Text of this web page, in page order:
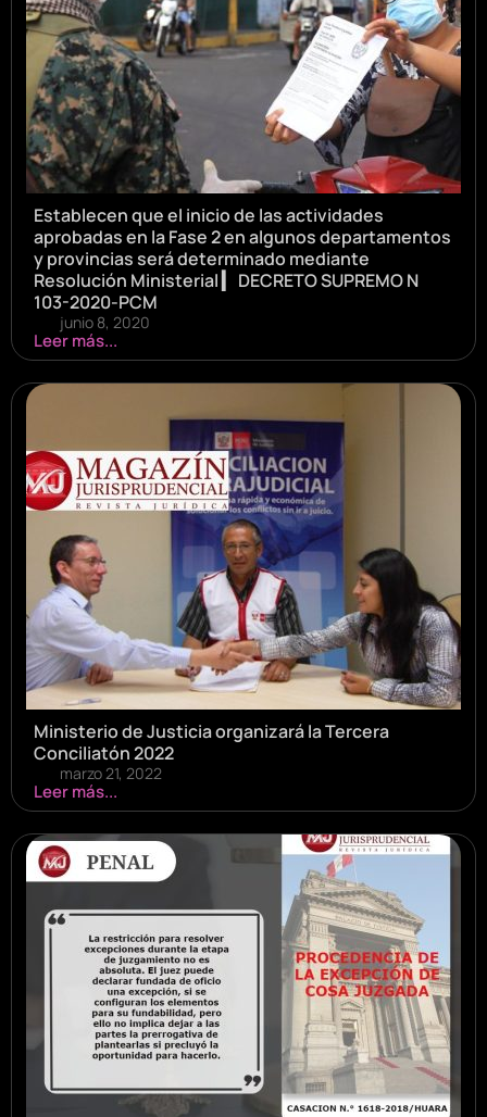
Establecen que el inicio de las actividades
aprobadas en la Fase 2 en algunos departamentos
y provincias será determinado mediante
Resolución Ministerial ▎ DECRETO SUPREMO N
103-2020-PCM
junio 8, 2020
Leer más...
Ministerio de Justicia organizará la Tercera
Conciliatón 2022
marzo 21, 2022
Leer más...